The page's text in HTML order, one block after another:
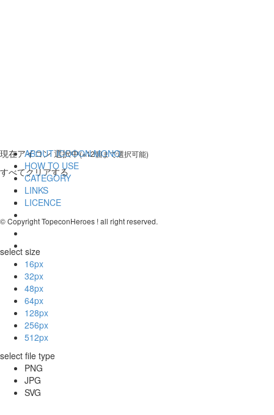
現在アイコン 選択中(※12個まで選択可能)
すべてクリアする
select size
16px
32px
48px
64px
128px
256px
512px
select file type
PNG
JPG
SVG
ABOUT ICOOON MONO
HOW TO USE
CATEGORY
LINKS
LICENCE
© Copyright TopeconHeroes ! all right reserved.